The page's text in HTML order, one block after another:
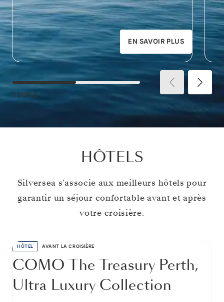
EN SAVOIR PLUS
1 SUR 2
HÔTELS
Silversea s'associe aux meilleurs hôtels pour
garantir un séjour confortable avant et après
votre croisière.
HÔTEL AVANT LA CROISIÈRE
COMO The Treasury Perth,
Ultra Luxury Collection